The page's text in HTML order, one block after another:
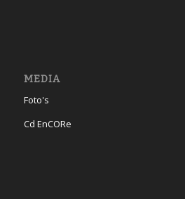
MEDIA
Foto's
Cd EnCORe